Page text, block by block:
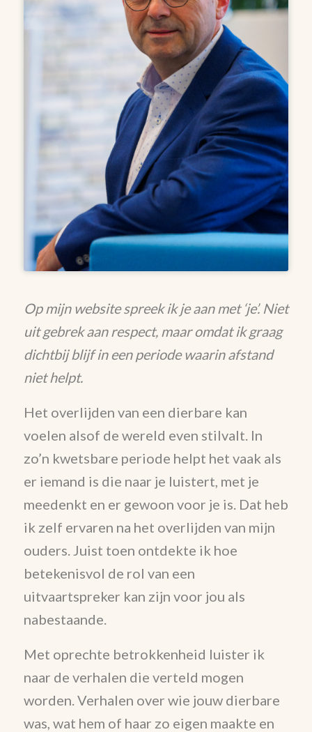
Op mijn website spreek ik je aan met ‘je’. Niet
uit gebrek aan respect, maar omdat ik graag
dichtbij blijf in een periode waarin afstand
niet helpt.
Het overlijden van een dierbare kan
voelen alsof de wereld even stilvalt. In
zo’n kwetsbare periode helpt het vaak als
er iemand is die naar je luistert, met je
meedenkt en er gewoon voor je is. Dat heb
ik zelf ervaren na het overlijden van mijn
ouders. Juist toen ontdekte ik hoe
betekenisvol de rol van een
uitvaartspreker kan zijn voor jou als
nabestaande.
Met oprechte betrokkenheid luister ik
naar de verhalen die verteld mogen
worden. Verhalen over wie jouw dierbare
was, wat hem of haar zo eigen maakte en